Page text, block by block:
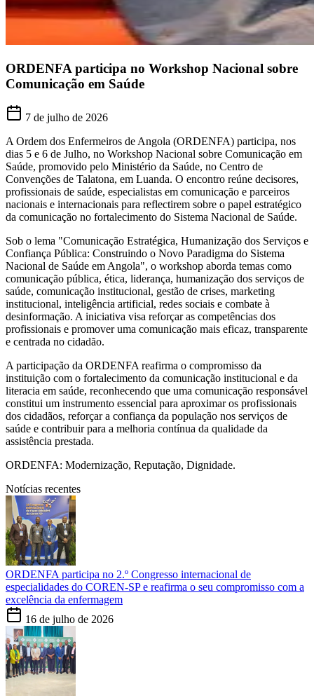
ORDENFA participa no Workshop Nacional sobre
Comunicação em Saúde
7 de julho de 2026
A Ordem dos Enfermeiros de Angola (ORDENFA) participa, nos
dias 5 e 6 de Julho, no Workshop Nacional sobre Comunicação em
Saúde, promovido pelo Ministério da Saúde, no Centro de
Convenções de Talatona, em Luanda. O encontro reúne decisores,
profissionais de saúde, especialistas em comunicação e parceiros
nacionais e internacionais para reflectirem sobre o papel estratégico
da comunicação no fortalecimento do Sistema Nacional de Saúde.
Sob o lema "Comunicação Estratégica, Humanização dos Serviços e
Confiança Pública: Construindo o Novo Paradigma do Sistema
Nacional de Saúde em Angola", o workshop aborda temas como
comunicação pública, ética, liderança, humanização dos serviços de
saúde, comunicação institucional, gestão de crises, marketing
institucional, inteligência artificial, redes sociais e combate à
desinformação. A iniciativa visa reforçar as competências dos
profissionais e promover uma comunicação mais eficaz, transparente
e centrada no cidadão.
A participação da ORDENFA reafirma o compromisso da
instituição com o fortalecimento da comunicação institucional e da
literacia em saúde, reconhecendo que uma comunicação responsável
constitui um instrumento essencial para aproximar os profissionais
dos cidadãos, reforçar a confiança da população nos serviços de
saúde e contribuir para a melhoria contínua da qualidade da
assistência prestada.
ORDENFA: Modernização, Reputação, Dignidade.
Notícias recentes
ORDENFA participa no 2.º Congresso internacional de
especialidades do COREN-SP e reafirma o seu compromisso com a
excelência da enfermagem
16 de julho de 2026